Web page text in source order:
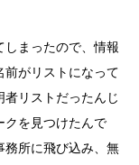
まったので、情報
前がリストになって
リストだったんじ
クを見つけたんで
務所に飛び込み、無